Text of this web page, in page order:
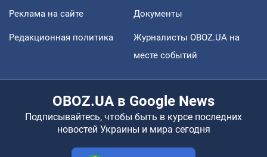
Реклама на сайте Документы
Редакционная политика
Журналисты OBOZ.UA на
месте событий
OBOZ.UA в Google News
Подписывайтесь, чтобы быть в курсе последних
новостей Украины и мира сегодня